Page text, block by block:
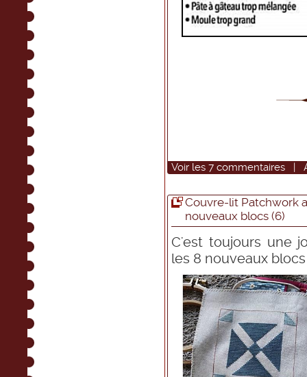
Voir les 7 commentaires |
Couvre-lit Patchwork
nouveaux blocs (6)
C'est toujours une
les 8 nouveaux